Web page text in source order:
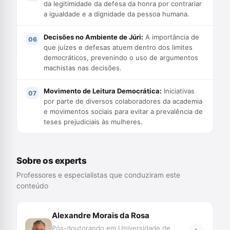
da legitimidade da defesa da honra por contrariar
a igualdade e a dignidade da pessoa humana.
Decisões no Ambiente de Júri: A importância de
que juízes e defesas atuem dentro dos limites
democráticos, prevenindo o uso de argumentos
machistas nas decisões.
Movimento de Leitura Democrática: Iniciativas
por parte de diversos colaboradores da academia
e movimentos sociais para evitar a prevalência de
teses prejudiciais às mulheres.
Sobre os experts
Professores e especialistas que conduziram este
conteúdo
Alexandre Morais da Rosa
Pós-doutorando em Universidade de